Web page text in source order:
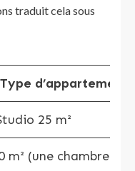
traduit cela sous
d’appartement
25 m²
m² (une chambre)